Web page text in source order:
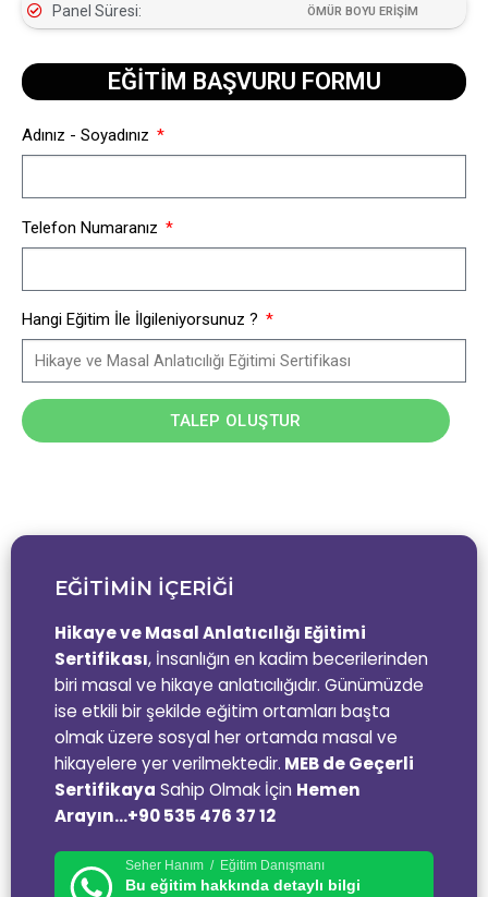
EĞİTİMİN İÇERİĞİ
Hikaye ve Masal Anlatıcılığı Eğitimi
Sertifikası, İnsanlığın en kadim becerilerinden
biri masal ve hikaye anlatıcılığıdır. Günümüzde
ise etkili bir şekilde eğitim ortamları başta
olmak üzere sosyal her ortamda masal ve
hikayelere yer verilmektedir. MEB de Geçerli
Sertifikaya Sahip Olmak İçin Hemen
Arayın…+90 535 476 37 12
Seher Hanım / Eğitim Danışmanı
Bu eğitim hakkında detaylı bilgi
Panel Süresi: ÖMÜR BOYU ERİŞİM
EĞİTİM BAŞVURU FORMU​
Adınız - Soyadınız
Telefon Numaranız
Hangi Eğitim İle İlgileniyorsunuz ?
TALEP OLUŞTUR